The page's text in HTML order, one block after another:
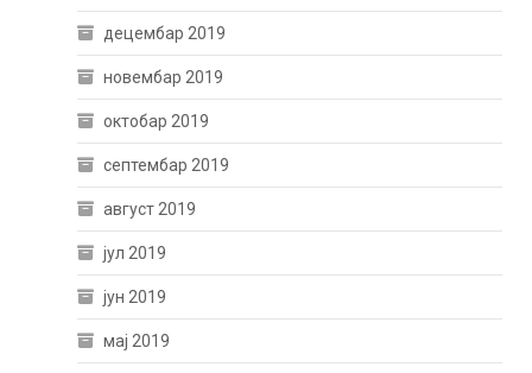
децембар 2019
новембар 2019
октобар 2019
септембар 2019
август 2019
јул 2019
јун 2019
мај 2019